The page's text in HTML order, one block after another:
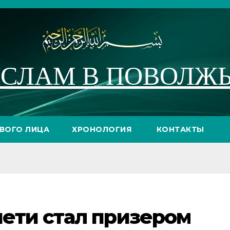
В
ЛИЦА ХРОНОЛОГИЯ КОНТАКТЫ
стал призером